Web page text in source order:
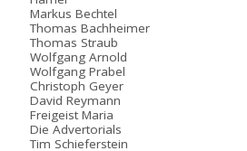
Markus Bechtel
Thomas Bachheimer
Thomas Straub
Wolfgang Arnold
Wolfgang Prabel
Christoph Geyer
David Reymann
Freigeist Maria
Die Advertorials
Tim Schieferstein